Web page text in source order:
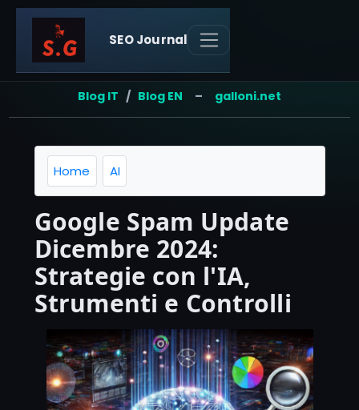
SEO Journal
Blog IT / Blog EN – galloni.net
Home AI
Google Spam Update
Dicembre 2024:
Strategie con l'IA,
Strumenti e Controlli